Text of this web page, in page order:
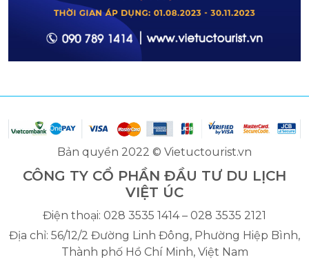
Bản quyền 2022 © Vietuctourist.vn
CÔNG TY CỔ PHẦN ĐẦU TƯ DU LỊCH
VIỆT ÚC
Điện thoại: 028 3535 1414 – 028 3535 2121
Địa chỉ: 56/12/2 Đường Linh Đông, Phường Hiệp Bình,
Thành phố Hồ Chí Minh, Việt Nam